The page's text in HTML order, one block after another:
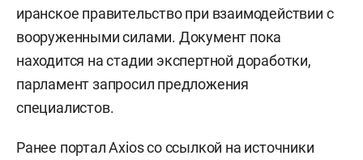
иранское правительство при взаимодействии с
вооруженными силами. Документ пока
находится на стадии экспертной доработки,
парламент запросил предложения
специалистов.
Ранее портал Axios со ссылкой на источники